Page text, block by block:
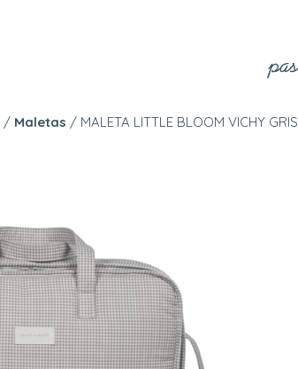
/ Maletas / MALETA LITTLE BLOOM VICHY GRIS